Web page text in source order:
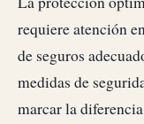
requiere atención
de seguros
medidas de
marcar la